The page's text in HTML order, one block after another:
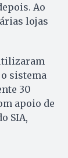
Ao
lojas
sistema
30
apoio de
SIA,